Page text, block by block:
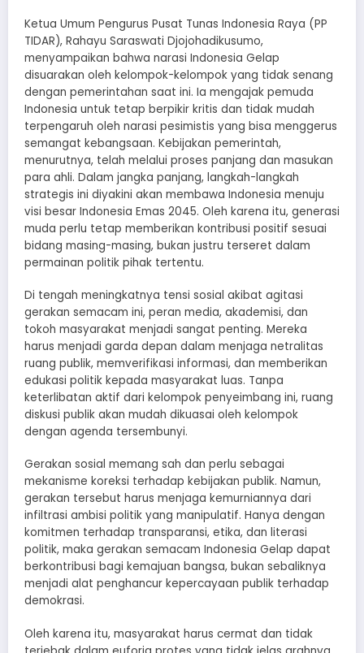
Ketua Umum Pengurus Pusat Tunas Indonesia Raya (PP
TIDAR), Rahayu Saraswati Djojohadikusumo,
menyampaikan bahwa narasi Indonesia Gelap
disuarakan oleh kelompok-kelompok yang tidak senang
dengan pemerintahan saat ini. Ia mengajak pemuda
Indonesia untuk tetap berpikir kritis dan tidak mudah
terpengaruh oleh narasi pesimistis yang bisa menggerus
semangat kebangsaan. Kebijakan pemerintah,
menurutnya, telah melalui proses panjang dan masukan
para ahli. Dalam jangka panjang, langkah-langkah
strategis ini diyakini akan membawa Indonesia menuju
visi besar Indonesia Emas 2045. Oleh karena itu, generasi
muda perlu tetap memberikan kontribusi positif sesuai
bidang masing-masing, bukan justru terseret dalam
permainan politik pihak tertentu.
Di tengah meningkatnya tensi sosial akibat agitasi
gerakan semacam ini, peran media, akademisi, dan
tokoh masyarakat menjadi sangat penting. Mereka
harus menjadi garda depan dalam menjaga netralitas
ruang publik, memverifikasi informasi, dan memberikan
edukasi politik kepada masyarakat luas. Tanpa
keterlibatan aktif dari kelompok penyeimbang ini, ruang
diskusi publik akan mudah dikuasai oleh kelompok
dengan agenda tersembunyi.
Gerakan sosial memang sah dan perlu sebagai
mekanisme koreksi terhadap kebijakan publik. Namun,
gerakan tersebut harus menjaga kemurniannya dari
infiltrasi ambisi politik yang manipulatif. Hanya dengan
komitmen terhadap transparansi, etika, dan literasi
politik, maka gerakan semacam Indonesia Gelap dapat
berkontribusi bagi kemajuan bangsa, bukan sebaliknya
menjadi alat penghancur kepercayaan publik terhadap
demokrasi.
Oleh karena itu, masyarakat harus cermat dan tidak